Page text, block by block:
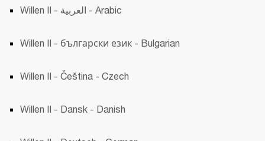
Willen II - العربية - Arabic
Willen II - български език - Bulgarian
Willen II - Čeština - Czech
Willen II - Dansk - Danish